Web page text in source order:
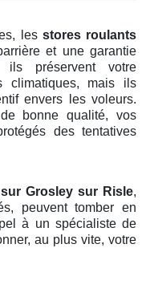
les stores roulants
et une garantie
ils préservent votre
climatiques, mais ils
envers les voleurs.
bonne qualité, vos
des tentatives
Grosley sur Risle,
peuvent tomber en
à un spécialiste de
au plus vite, votre